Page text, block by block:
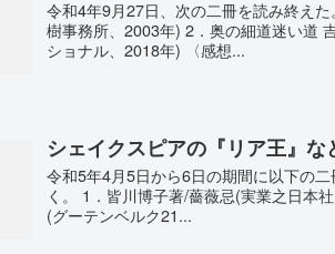
令和4年9月27日、次の二冊を読み終え
樹事務所、2003年) 2．奥の細道迷い道
ショナル、2018年) 〈感想...
シェイクスピアの『リア王』な
令和5年4月5日から6日の期間に以下の
く。 1．皆川博子著/薔薇忌(実業之日本
(グーテンベルク21...